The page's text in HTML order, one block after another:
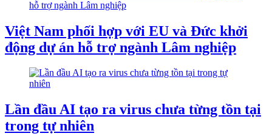
Việt Nam phối hợp với EU và Đức khởi
động dự án hỗ trợ ngành Lâm nghiệp
Lần đầu AI tạo ra virus chưa từng tồn tại
trong tự nhiên